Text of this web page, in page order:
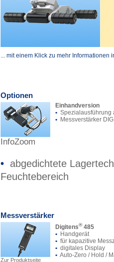
... mit einem Klick zu mehr Informationen
Optionen
InfoZoom
Einhandversion
• Spezialausführung
• Messverstärker
• abgedichtete
Feuchtebereich
Messverstärker
Zur Produktseite
Digitens®485
• Handgerät
• für kapazitive
• digitales Display
• Auto-Zero / Hold /